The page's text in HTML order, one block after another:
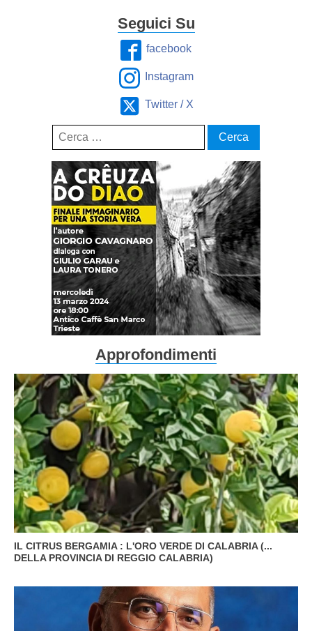
Seguici Su
facebook
Instagram
Twitter / X
Ricerca
per:
Approfondimenti
IL CITRUS BERGAMIA : L'ORO VERDE DI CALABRIA (...
DELLA PROVINCIA DI REGGIO CALABRIA)